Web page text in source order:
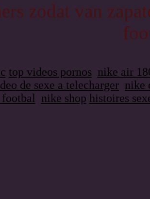
zodat van
top videos pornos nike air
de sexe a telecharger nike
nike shop histoires